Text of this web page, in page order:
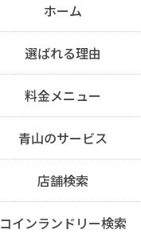
ホーム
選ばれる理由
料金メニュー
青山のサービス
店舗検索
コインランドリー検索